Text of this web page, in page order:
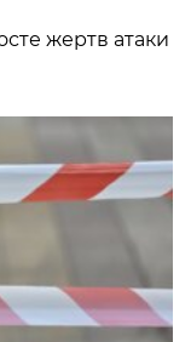
жертв атаки